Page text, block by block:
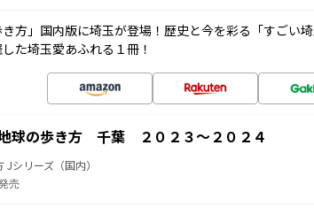
き方」国内版に埼玉が登場！歴史と今を彩る「すごい
た埼玉愛あふれる１冊！
球の歩き方 千葉 ２０２３～２０２４
Jシリーズ（国内）
売